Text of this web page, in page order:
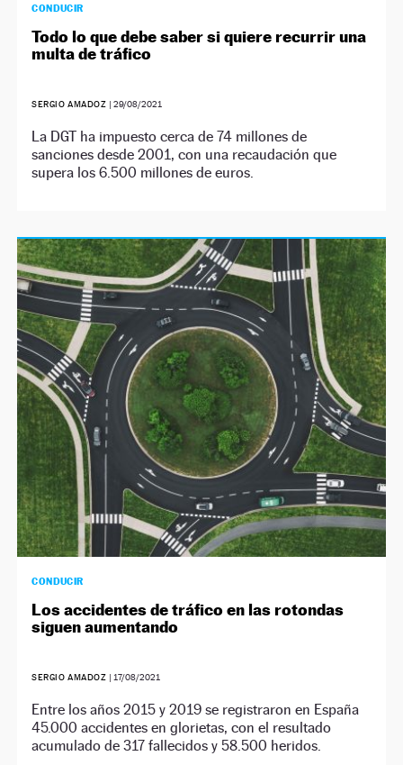
CONDUCIR
Todo lo que debe saber si quiere recurrir una
multa de tráfico
SERGIO AMADOZ | 29/08/2021
La DGT ha impuesto cerca de 74 millones de
sanciones desde 2001, con una recaudación que
supera los 6.500 millones de euros.
CONDUCIR
Los accidentes de tráfico en las rotondas
siguen aumentando
SERGIO AMADOZ | 17/08/2021
Entre los años 2015 y 2019 se registraron en España
45.000 accidentes en glorietas, con el resultado
acumulado de 317 fallecidos y 58.500 heridos.